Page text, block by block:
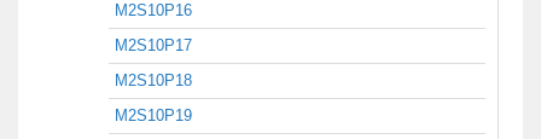
M2S10P16
M2S10P17
M2S10P18
M2S10P19